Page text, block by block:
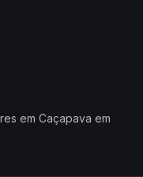
em Caçapava em